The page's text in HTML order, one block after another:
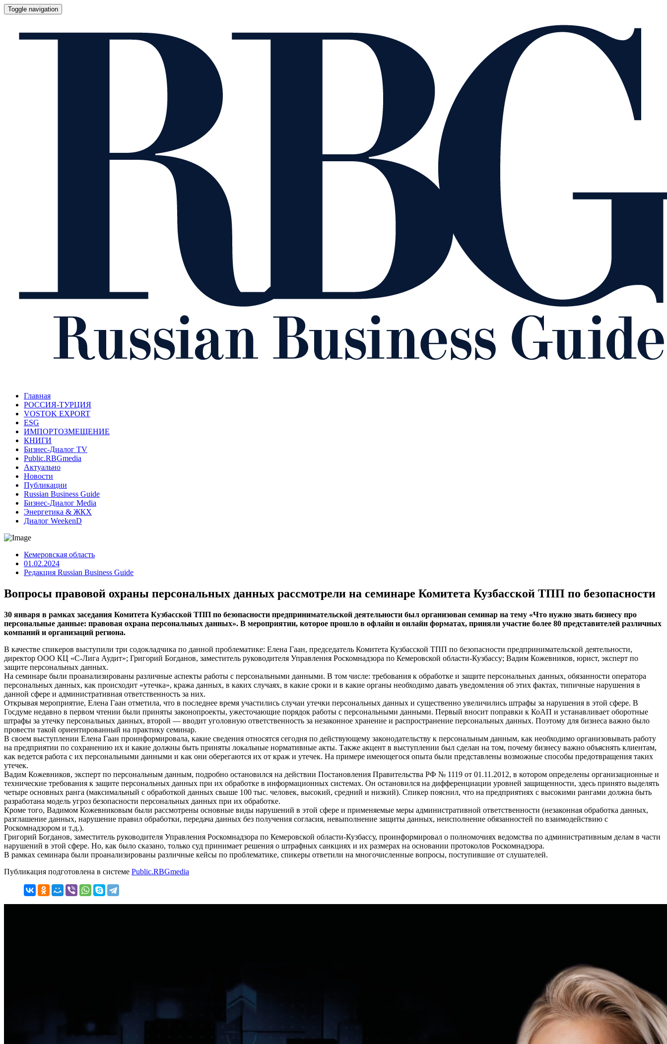
Toggle navigation
Главная
РОССИЯ-ТУРЦИЯ
VOSTOK EXPORT
ESG
ИМПОРТОЗМЕЩЕНИЕ
КНИГИ
Бизнес-Диалог TV
Public.RBGmedia
Актуально
Новости
Публикации
Russian Business Guide
Бизнес-Диалог Media
Энергетика & ЖКХ
Диалог WeekenD
Кемеровская область
01.02.2024
Редакция Russian Business Guide
Вопросы правовой охраны персональных данных рассмотрели на семинаре Комитета Кузбасской ТПП по безопасности
30 января в рамках заседания Комитета Кузбасской ТПП по безопасности предпринимательской деятельности был организован семинар на тему «Что нужно знать бизнесу про
персональные данные: правовая охрана персональных данных». В мероприятии, которое прошло в офлайн и онлайн форматах, приняли участие более 80 представителей различных
компаний и организаций региона.
В качестве спикеров выступили три содокладчика по данной проблематике: Елена Гаан, председатель Комитета Кузбасской ТПП по безопасности предпринимательской деятельности,
директор ООО КЦ «С-Лига Аудит»; Григорий Богданов, заместитель руководителя Управления Роскомнадзора по Кемеровской области-Кузбассу; Вадим Кожевников, юрист, эксперт по
защите персональных данных.
На семинаре были проанализированы различные аспекты работы с персональными данными. В том числе: требования к обработке и защите персональных данных, обязанности оператора
персональных данных, как происходит «утечка», кража данных, в каких случаях, в какие сроки и в какие органы необходимо давать уведомления об этих фактах, типичные нарушения в
данной сфере и административная ответственность за них.
Открывая мероприятие, Елена Гаан отметила, что в последнее время участились случаи утечки персональных данных и существенно увеличились штрафы за нарушения в этой сфере. В
Госдуме недавно в первом чтении были приняты законопроекты, ужесточающие порядок работы с персональными данными. Первый вносит поправки к КоАП и устанавливает оборотные
штрафы за утечку персональных данных, второй — вводит уголовную ответственность за незаконное хранение и распространение персональных данных. Поэтому для бизнеса важно было
провести такой ориентированный на практику семинар.
В своем выступлении Елена Гаан проинформировала, какие сведения относятся сегодня по действующему законодательству к персональным данным, как необходимо организовывать работу
на предприятии по сохранению их и какие должны быть приняты локальные нормативные акты. Также акцент в выступлении был сделан на том, почему бизнесу важно объяснять клиентам,
как ведется работа с их персональными данными и как они оберегаются их от краж и утечек. На примере имеющегося опыта были представлены возможные способы предотвращения таких
утечек.
Вадим Кожевников, эксперт по персональным данным, подробно остановился на действии Постановления Правительства РФ № 1119 от 01.11.2012, в котором определены организационные и
технические требования к защите персональных данных при их обработке в информационных системах. Он остановился на дифференциации уровней защищенности, здесь принято выделять
четыре основных ранга (максимальный с обработкой данных свыше 100 тыс. человек, высокий, средний и низкий). Спикер пояснил, что на предприятиях с высокими рангами должна быть
разработана модель угроз безопасности персональных данных при их обработке.
Кроме того, Вадимом Кожевниковым были рассмотрены основные виды нарушений в этой сфере и применяемые меры административной ответственности (незаконная обработка данных,
разглашение данных, нарушение правил обработки, передача данных без получения согласия, невыполнение защиты данных, неисполнение обязанностей по взаимодействию с
Роскомнадзором и т.д.).
Григорий Богданов, заместитель руководителя Управления Роскомнадзора по Кемеровской области-Кузбассу, проинформировал о полномочиях ведомства по административным делам в части
нарушений в этой сфере. Но, как было сказано, только суд принимает решения о штрафных санкциях и их размерах на основании протоколов Роскомнадзора.
В рамках семинара были проанализированы различные кейсы по проблематике, спикеры ответили на многочисленные вопросы, поступившие от слушателей.
Публикация подготовлена в системе Public.RBGmedia